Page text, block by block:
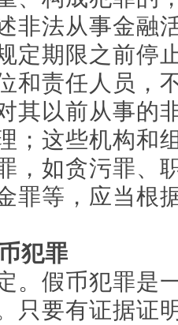
非法从事金融
定期限之前停
和责任人员，
其以前从事的
；这些机构和
，如贪污罪、
罪等，应当根
犯罪
。假币犯罪是
只要有证据证